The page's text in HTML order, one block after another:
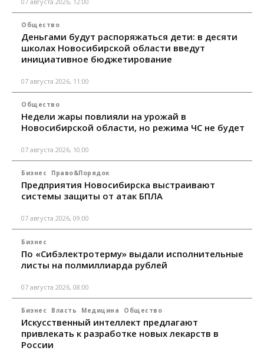
Общество
Деньгами будут распоряжаться дети: в десяти
школах Новосибирской области введут
инициативное бюджетирование
07 августа 2026, 11:00
Общество
Недели жары повлияли на урожай в
Новосибирской области, но режима ЧС не будет
07 августа 2026, 10:00
Бизнес Право&Порядок
Предприятия Новосибирска выстраивают
системы защиты от атак БПЛА
07 августа 2026, 09:00
Бизнес
По «Сибэлектротерму» выдали исполнительные
листы на полмиллиарда рублей
07 августа 2026, 08:00
Бизнес Власть Медицина Общество
Искусственный интеллект предлагают
привлекать к разработке новых лекарств в
России